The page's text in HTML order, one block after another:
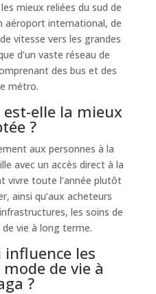
mieux reliées du sud de
aéroport international, de
vitesse vers les grandes
d’un vaste réseau de
des bus et des
métro.
elle la mieux
?
aux personnes à la
avec un accès direct à la
vivre toute l’année plutôt
ainsi qu’aux acheteurs
les soins de
vie à long terme.
influence les
de vie à
?